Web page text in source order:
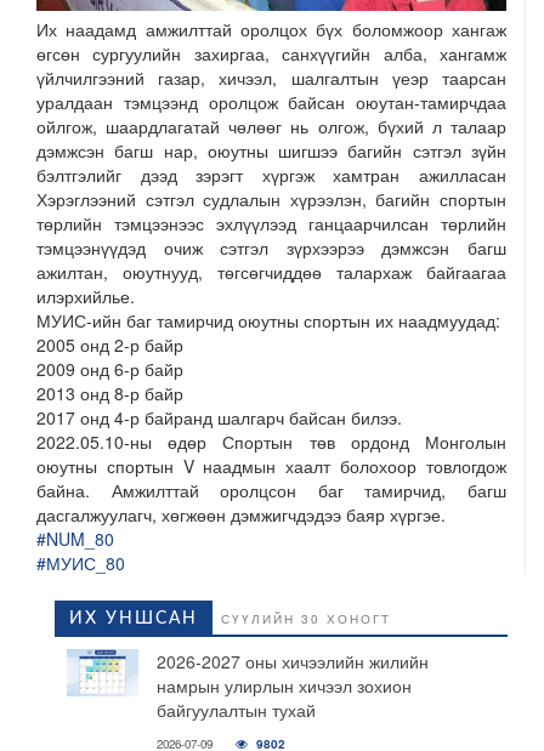
Их наадамд амжилттай оролцох бүх боломжоор хангаж
өгсөн сургуулийн захиргаа, санхүүгийн алба, хангамж
үйлчилгээний газар, хичээл, шалгалтын үеэр таарсан
уралдаан тэмцээнд оролцож байсан оюутан-тамирчдаа
ойлгож, шаардлагатай чөлөөг нь олгож, бүхий л талаар
дэмжсэн багш нар, оюутны шигшээ багийн сэтгэл зүйн
бэлтгэлийг дээд зэрэгт хүргэж хамтран ажилласан
Хэрэглээний сэтгэл судлалын хүрээлэн, багийн спортын
төрлийн тэмцээнээс эхлүүлээд ганцаарчилсан төрлийн
тэмцээнүүдэд очиж сэтгэл зүрхээрээ дэмжсэн багш
ажилтан, оюутнууд, төгсөгчиддөө талархаж байгаагаа
илэрхийлье.
МУИС-ийн баг тамирчид оюутны спортын их наадмуудад:
2005 онд 2-р байр
2009 онд 6-р байр
2013 онд 8-р байр
2017 онд 4-р байранд шалгарч байсан билээ.
2022.05.10-ны өдөр Спортын төв ордонд Монголын
оюутны спортын V наадмын хаалт болохоор товлогдож
байна. Амжилттай оролцсон баг тамирчид, багш
дасгалжуулагч, хөгжөөн дэмжигчдэдээ баяр хүргэе.
#NUM_80
#МУИС_80
ИХ УНШСАН СҮҮЛИЙН 30 ХОНОГТ
2026-2027 оны хичээлийн жилийн
намрын улирлын хичээл зохион
байгуулалтын тухай
2026-07-09 9802